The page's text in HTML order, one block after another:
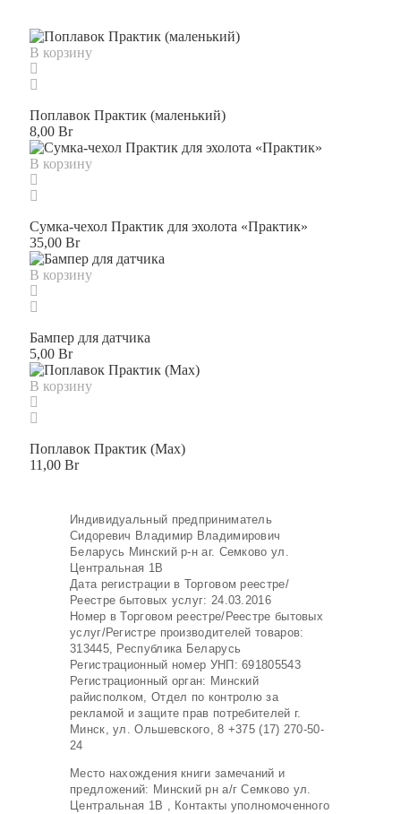
В корзину
Поплавок Практик (маленький)
8,00 Br
В корзину
Сумка-чехол Практик для эхолота «Практик»
35,00 Br
В корзину
Бампер для датчика
5,00 Br
В корзину
Поплавок Практик (Max)
11,00 Br
Индивидуальный предприниматель
Сидоревич Владимир Владимирович
Беларусь Минский р-н аг. Семково ул.
Центральная 1В
Дата регистрации в Торговом реестре/
Реестре бытовых услуг: 24.03.2016
Номер в Торговом реестре/Реестре бытовых
услуг/Регистре производителей товаров:
313445, Республика Беларусь
Регистрационный номер УНП: 691805543
Регистрационный орган: Минский
райисполком, Отдел по контролю за
рекламой и защите прав потребителей г.
Минск, ул. Ольшевского, 8 +375 (17) 270-50-
24
Место нахождения книги замечаний и
предложений: Минский рн а/г Семково ул.
Центральная 1В , Контакты уполномоченного